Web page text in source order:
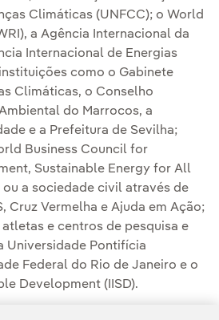
Climáticas (UNFCC); o World
a Agência Internacional da
Internacional de Energias
como o Gabinete
Climáticas, o Conselho
do Marrocos, a
e a Prefeitura de Sevilha;
Business Council for
Sustainable Energy for All
ou a sociedade civil através de
Cruz Vermelha e Ajuda em Ação;
e centros de pesquisa e
Universidade Pontifícia
Federal do Rio de Janeiro e o
Development (IISD).